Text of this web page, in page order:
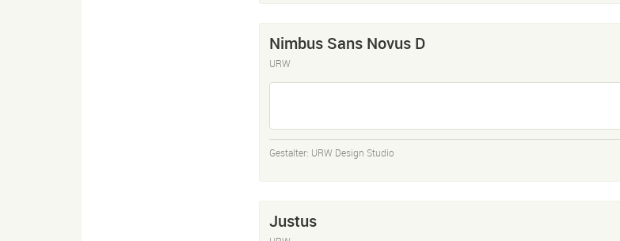
Nimbus Sans Novus D
URW
Gestalter: URW Design Studio
Justus